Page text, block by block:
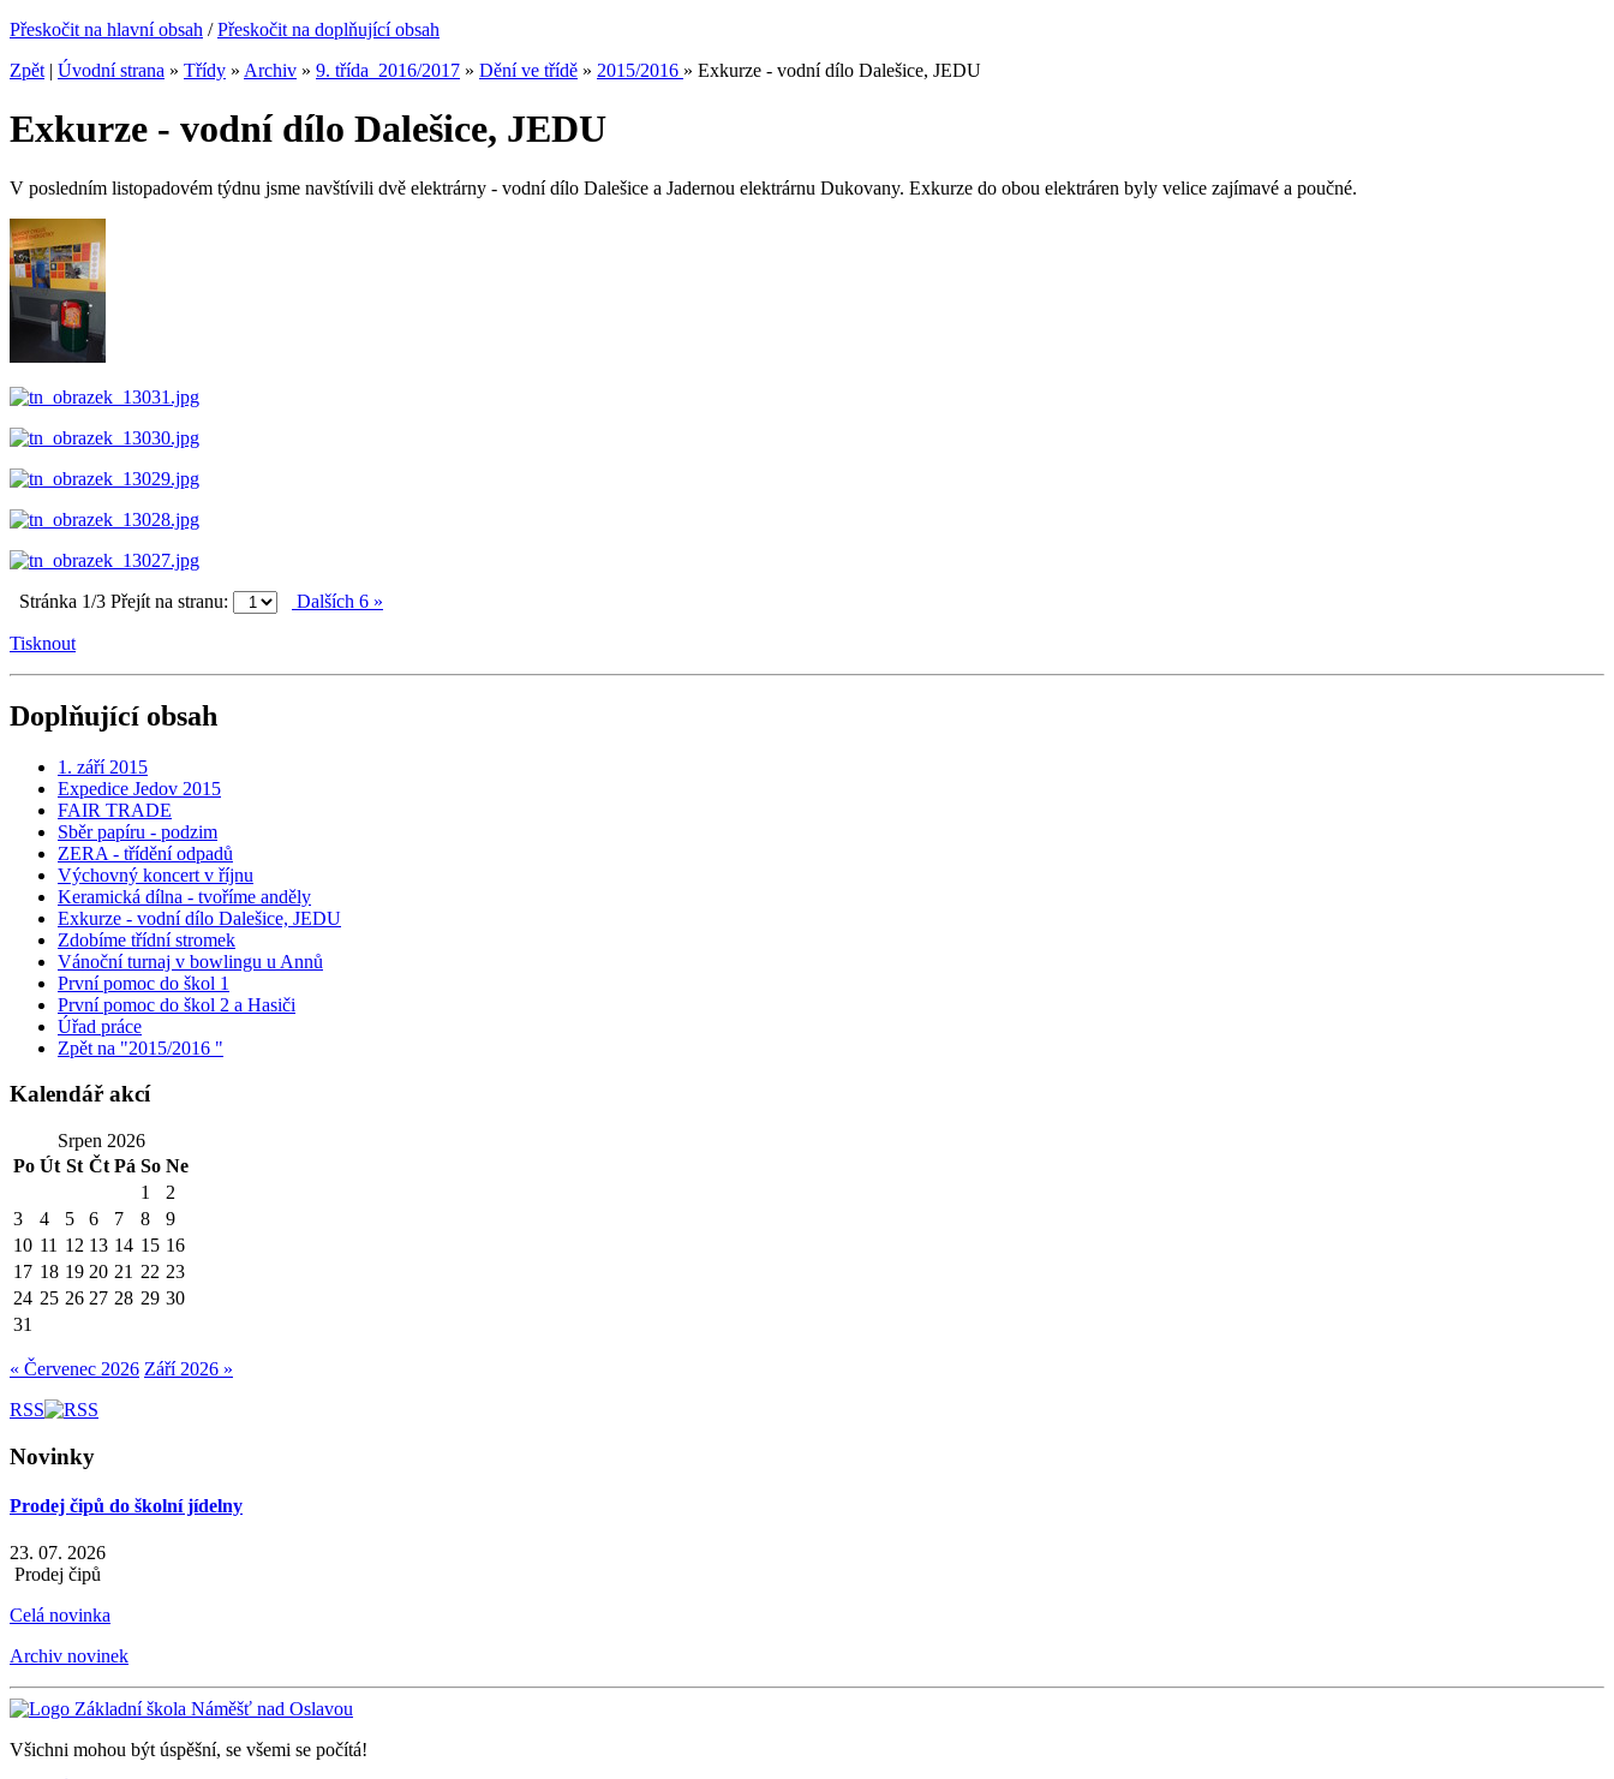
Přeskočit na hlavní obsah /Přeskočit na doplňující obsah
Zpět | Úvodní strana » Třídy » Archiv » 9. třída_2016/2017 » Dění ve třídě » 2015/2016 » Exkurze - vodní dílo Dalešice, JEDU
Exkurze - vodní dílo Dalešice, JEDU
V posledním listopadovém týdnu jsme navštívili dvě elektrárny - vodní dílo Dalešice a Jadernou elektrárnu Dukovany. Exkurze do obou elektráren byly velice zajímavé a poučné.
Stránka 1/3 Přejít na stranu: Dalších 6 »
Tisknout
Doplňující obsah
1. září 2015
Expedice Jedov 2015
FAIR TRADE
Sběr papíru - podzim
ZERA - třídění odpadů
Výchovný koncert v říjnu
Keramická dílna - tvoříme anděly
Exkurze - vodní dílo Dalešice, JEDU
Zdobíme třídní stromek
Vánoční turnaj v bowlingu u Annů
První pomoc do škol 1
První pomoc do škol 2 a Hasiči
Úřad práce
Zpět na "2015/2016 "
Kalendář akcí
Srpen 2026
Po Út St Čt Pá So Ne
1
2
3
4 5 6 7 8
9
10 11 12 13 14 15 16
17 18 19 20 21 22 23
24 25 26 27 28 29 30
31
« Červenec 2026 Září 2026 »
RSS
Novinky
Prodej čipů do školní jídelny
23. 07. 2026
Prodej čipů
Celá novinka
Archiv novinek
Všichni mohou být úspěšní, se všemi se počítá!